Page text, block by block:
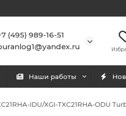
(495) 989-16-51
Наши работы
IDU/XGI-TXC21RHA-ODU